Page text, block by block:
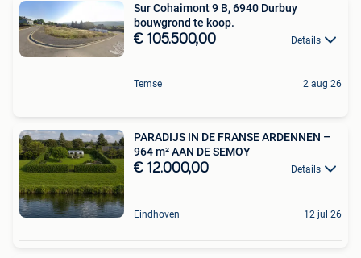
Sur Cohaimont 9 B, 6940 Durbuy
bouwgrond te koop.
€ 105.500,00 Details
Temse 2 aug 26
PARADIJS IN DE FRANSE ARDENNEN –
964 m² AAN DE SEMOY
€ 12.000,00 Details
Eindhoven 12 jul 26